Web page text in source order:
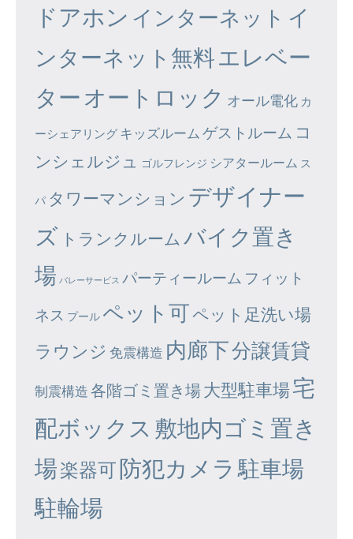
ドアホン インターネット イ
ンターネット無料エレベー
ター オートロック オール電化 カ
ーシェアリング キッズルーム ゲストルーム コ
ンシェルジュ
ゴルフレンジ シアタールーム ス
パ タワーマンション デザイナー
ズ トランクルーム バイク置き
場 バレーサービス パーティールーム フィット
ネス プール ペット可ペット足洗い場
ラウンジ 免震構造 内廊下分譲賃貸
制震構造 各階ゴミ置き場大型駐車場宅
配ボックス 敷地内ゴミ置き
場楽器可防犯カメラ 駐車場
駐輪場